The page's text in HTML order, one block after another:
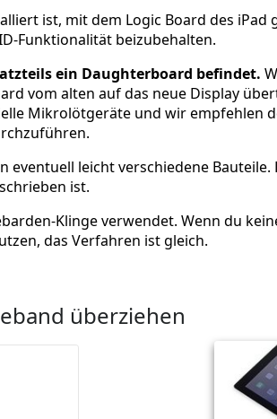
ist, mit dem Logic Board des iPad
Funktionalität beizubehalten.
ein Daughterboard befindet.
vom alten auf das neue Display
Mikrolötgeräte und wir empfehlen
eventuell leicht verschiedene Bauteile.
ist.
Klinge verwendet. Wenn du
das Verfahren ist gleich.
überziehen